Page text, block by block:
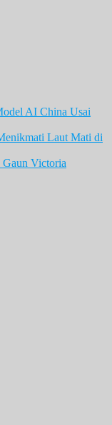
AI China Usai
Laut Mati di
Victoria